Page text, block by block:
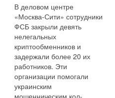
В деловом центре
«Москва-Сити» сотрудники
ФСБ закрыли девять
нелегальных
криптообменников и
задержали более 20 их
работников. Эти
организации помогали
украинским
мошенническим кол-